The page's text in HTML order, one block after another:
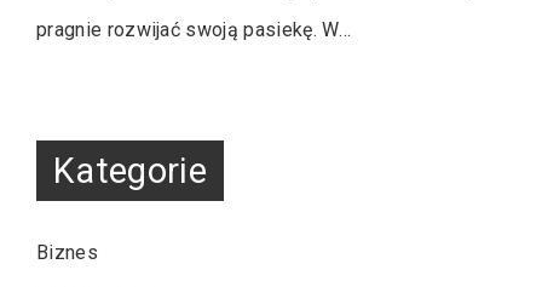
pragnie rozwijać swoją pasiekę. W…
Kategorie
Biznes